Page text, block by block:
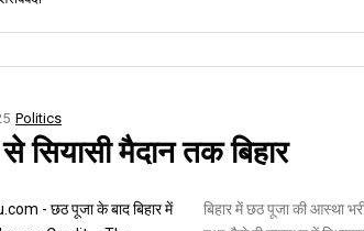
Politics
सियासी मैदान तक बिहार
बिहार में छठ पूजा की आस्था